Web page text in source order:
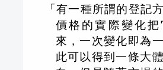
「有一種所謂的登記
價格的實際變化
來，一次變化即為
此可以得到一條大